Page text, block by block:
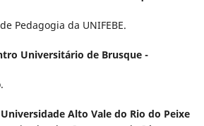
Pedagogia da UNIFEBE.
Universitário de Brusque -
Universidade Alto Vale do Rio do Peixe